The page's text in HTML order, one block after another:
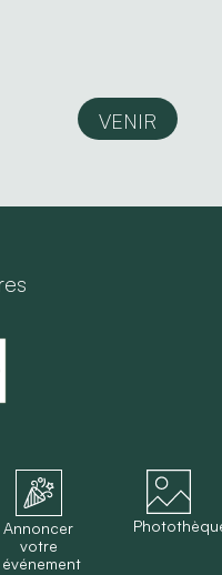
VENIR
Annoncer
votre
événement